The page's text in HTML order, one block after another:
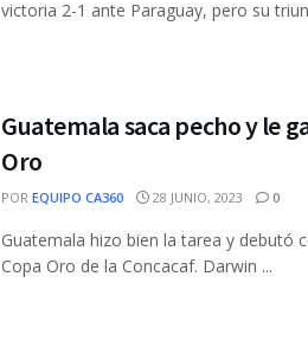
victoria 2-1 ante Paraguay, pero su
Guatemala saca pecho y le
Oro
POR EQUIPO CA360 28 JUNIO, 2023 0
Guatemala hizo bien la tarea y debutó
Copa Oro de la Concacaf. Darwin ...